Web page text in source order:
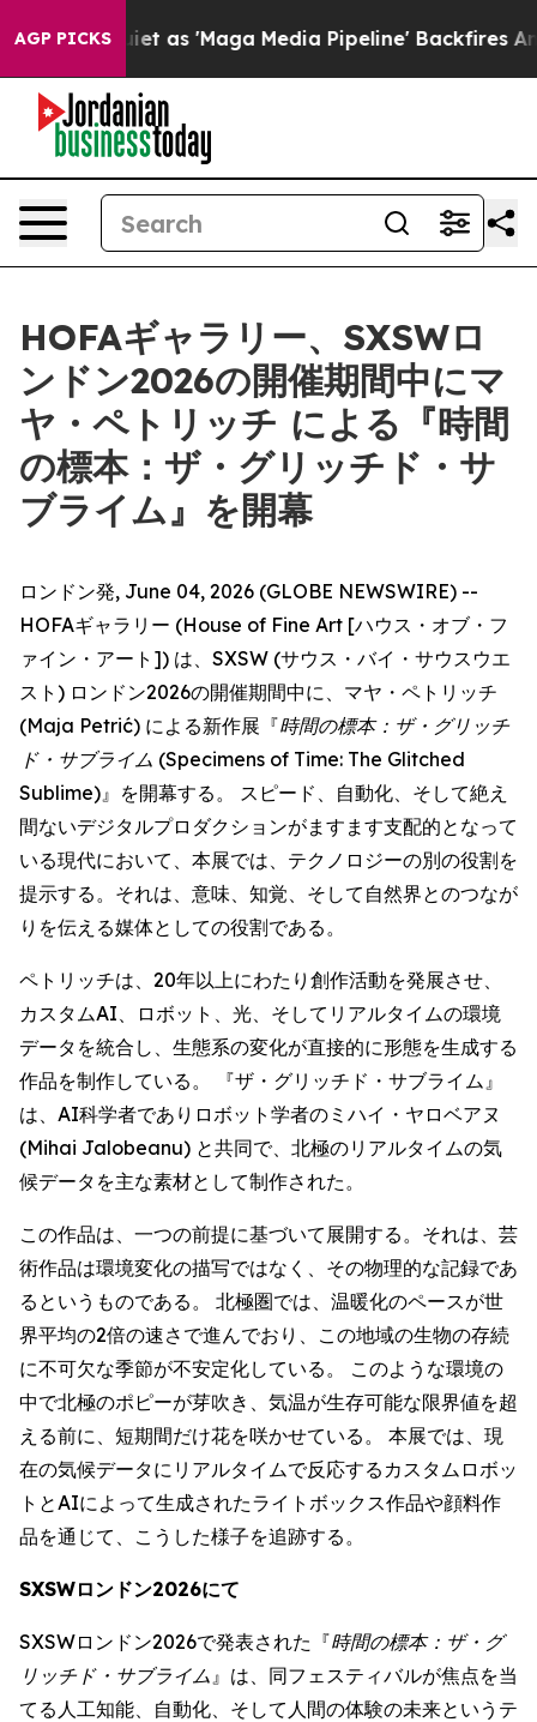
AGP PICKS
Goes Quiet as 'Maga Media Pipeline' Backfires
HOFAギャラリー、SXSWロ
ンドン2026の開催期間中にマ
ヤ・ペトリッチ による『時間
の標本：ザ・グリッチド・サ
ブライム』を開幕
ロンドン発, June 04, 2026 (GLOBE NEWSWIRE) --
HOFAギャラリー (House of Fine Art [ハウス・オブ・フ
ァイン・アート]) は、SXSW (サウス・バイ・サウスウエ
スト) ロンドン2026の開催期間中に、マヤ・ペトリッチ
(Maja Petrić) による新作展『時間の標本：ザ・グリッチ
ド・サブライム (Specimens of Time: The Glitched
Sublime)』を開幕する。 スピード、自動化、そして絶え
間ないデジタルプロダクションがますます支配的となって
いる現代において、本展では、テクノロジーの別の役割を
提示する。それは、意味、知覚、そして自然界とのつなが
りを伝える媒体としての役割である。
ペトリッチは、20年以上にわたり創作活動を発展させ、
カスタムAI、ロボット、光、そしてリアルタイムの環境
データを統合し、生態系の変化が直接的に形態を生成する
作品を制作している。 『ザ・グリッチド・サブライム』
は、AI科学者でありロボット学者のミハイ・ヤロベアヌ
(Mihai Jalobeanu) と共同で、北極のリアルタイムの気
候データを主な素材として制作された。
この作品は、一つの前提に基づいて展開する。それは、芸
術作品は環境変化の描写ではなく、その物理的な記録であ
るというものである。 北極圏では、温暖化のペースが世
界平均の2倍の速さで進んでおり、この地域の生物の存続
に不可欠な季節が不安定化している。 このような環境の
中で北極のポピーが芽吹き、気温が生存可能な限界値を超
える前に、短期間だけ花を咲かせている。 本展では、現
在の気候データにリアルタイムで反応するカスタムロボッ
トとAIによって生成されたライトボックス作品や顔料作
品を通じて、こうした様子を追跡する。
SXSWロンドン2026にて
SXSWロンドン2026で発表された『時間の標本：ザ・グ
リッチド・サブライム』は、同フェスティバルが焦点を当
てる人工知能、自動化、そして人間の体験の未来というテ